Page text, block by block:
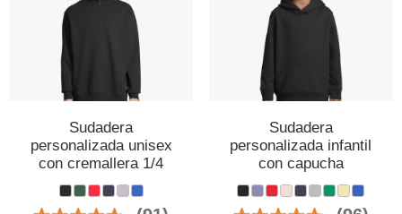
Sudadera
personalizada unisex
con cremallera 1/4
Sudadera
personalizada infantil
con capucha